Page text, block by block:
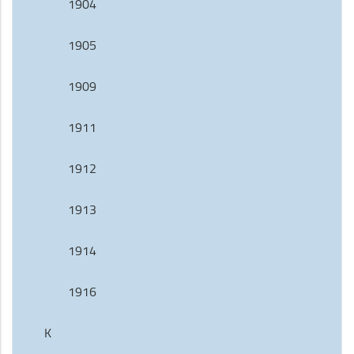
1904
1905
1909
1911
1912
1913
1914
1916
K